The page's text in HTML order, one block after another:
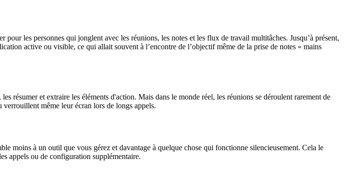
les personnes qui jonglent avec les réunions, les notes et les flux de travail multitâches. Jusqu’à présent,
active ou visible, ce qui allait souvent à l’encontre de l’objectif même de la prise de notes « mains
résumer et extraire les éléments d'action. Mais dans le monde réel, les réunions se déroulent rarement de
verrouillent même leur écran lors de longs appels.
moins à un outil que vous gérez et davantage à quelque chose qui fonctionne silencieusement. Cela le
appels ou de configuration supplémentaire.